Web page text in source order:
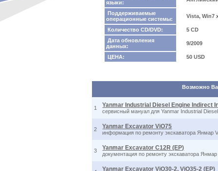
языки:
Поддерживаемые
операционные системы:
Vista, Win7
Количество CD/DVD:
5 CD
Дата обновления
данных:
9/2009
ЦЕНА: 50 USD
Возможно
1 Yanmar Industrial Diesel Engine Indirect
сервисный мануал для Yanmar Industrial
2 Yanmar Excavator ViO75
информация по ремонту экскаватора Янмар
3 Yanmar Excavator C12R (EP)
документация по ремонту экскаватора
Yanmar Excavator ViO30-2, ViO35-2 (EP)